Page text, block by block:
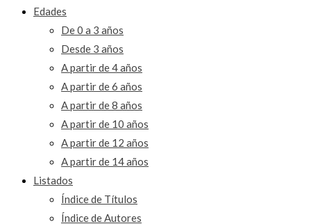
Edades
De 0 a 3 años
Desde 3 años
A partir de 4 años
A partir de 6 años
A partir de 8 años
A partir de 10 años
A partir de 12 años
A partir de 14 años
Listados
Índice de Títulos
Índice de Autores